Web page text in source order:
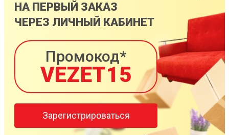
НА ПЕРВЫЙ ЗАКАЗ
ЧЕРЕЗ ЛИЧНЫЙ КАБИНЕТ
Промокод*
VEZET15
Зарегистрироваться